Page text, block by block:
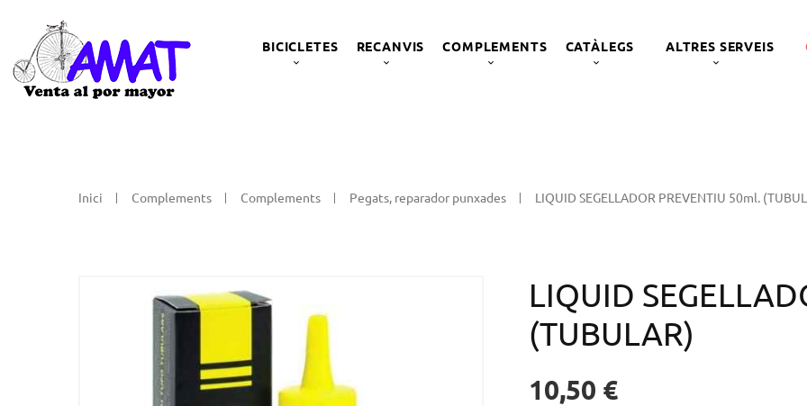
BICICLETES RECANVIS COMPLEMENTS CATÀLEGS ALTRES SERVEIS
Inici Complements Complements Pegats, reparador punxades LIQUID SEGELLADOR PREVENTIU 50ml.
LIQUID
(TUBULAR)
10,50 €